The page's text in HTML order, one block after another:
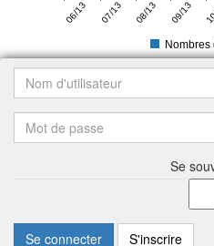
06/13 07/13 08/13 09/13
Nombres
Se
Se connecter S'inscrire